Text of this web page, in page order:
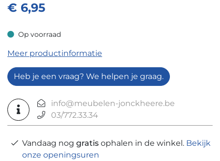
€ 6,95
Op voorraad
Op voorraad
Meer productinformatie
Heb je een vraag? We helpen je graag.
info@meubelen-jonckheere.be
03/772.33.34
Vandaag nog gratis ophalen in de winkel. Bekijk
onze openingsuren